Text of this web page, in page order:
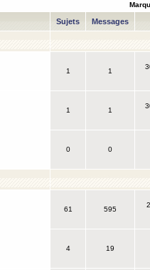
Sujets Messages
1 1
1 1
0 0
61 595
4 19